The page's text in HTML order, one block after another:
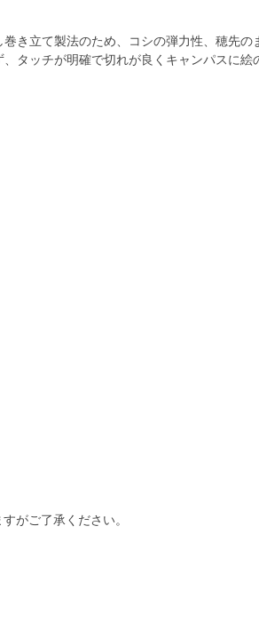
き立て製法のため、コシの弾力性、穂先の
タッチが明確で切れが良くキャンパスに絵
がご了承ください。